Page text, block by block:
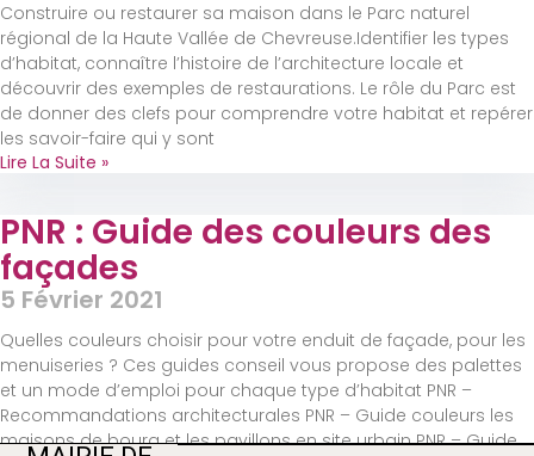
Construire ou restaurer sa maison dans le Parc naturel
régional de la Haute Vallée de Chevreuse.Identifier les types
d’habitat, connaître l’histoire de l’architecture locale et
découvrir des exemples de restaurations. Le rôle du Parc est
de donner des clefs pour comprendre votre habitat et repérer
les savoir-faire qui y sont
Lire La Suite »
PNR : Guide des couleurs des
façades
5 Février 2021
Quelles couleurs choisir pour votre enduit de façade, pour les
menuiseries ? Ces guides conseil vous propose des palettes
et un mode d’emploi pour chaque type d’habitat PNR –
Recommandations architecturales PNR – Guide couleurs les
maisons de bourg et les pavillons en site urbain PNR – Guide